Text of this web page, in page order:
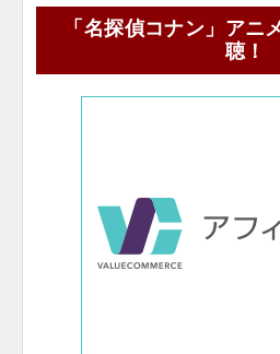
「名探偵コナン」アニ
聴！